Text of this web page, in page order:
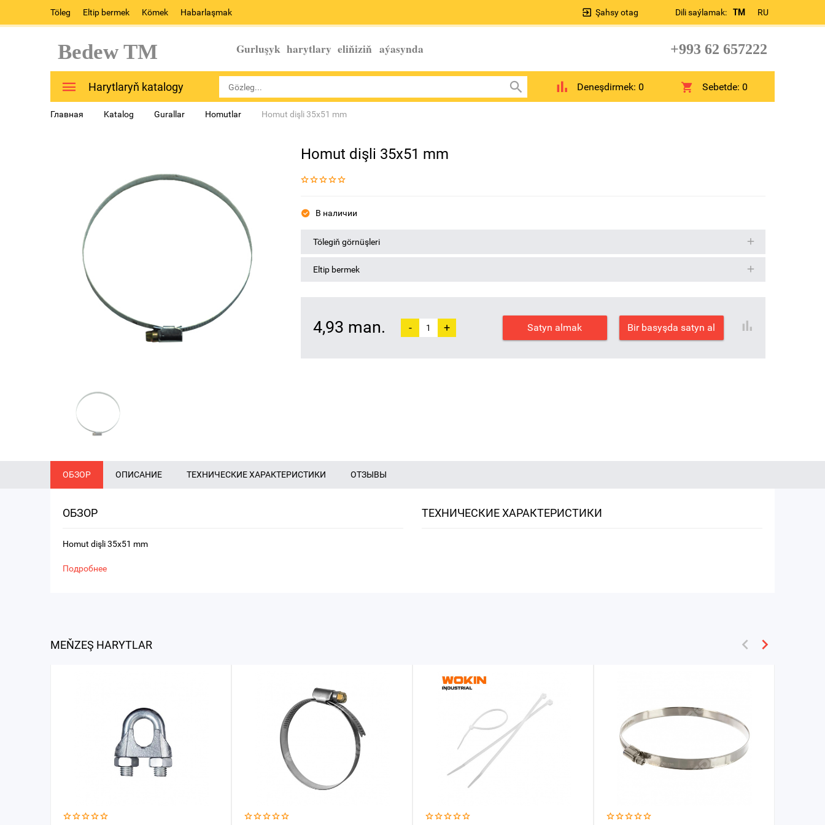
Töleg Eltip bermek Kömek Habarlaşmak Dili saýlamak: TM RU
Şahsy otag
Bedew TM Gurluşyk harytlary eliňiziň aýasynda +993 62 657222
Harytlaryň katalogy Deneşdirmek: 0 Sebetde:0
Главная Katalog Gurallar Homutlar Homut dişli 35x51 mm
Homut dişli 35x51 mm
В наличии
Tölegiň görnüşleri
Eltip bermek
4,93 man. - + Satyn almak Bir basyşda satyn al
ОБЗОР ОПИСАНИЕ ТЕХНИЧЕСКИЕ ХАРАКТЕРИСТИКИ ОТЗЫВЫ
ОБЗОР
Homut dişli 35x51 mm
Подробнее
ТЕХНИЧЕСКИЕ ХАРАКТЕРИСТИКИ
MEŇZEŞ HARYTLAR